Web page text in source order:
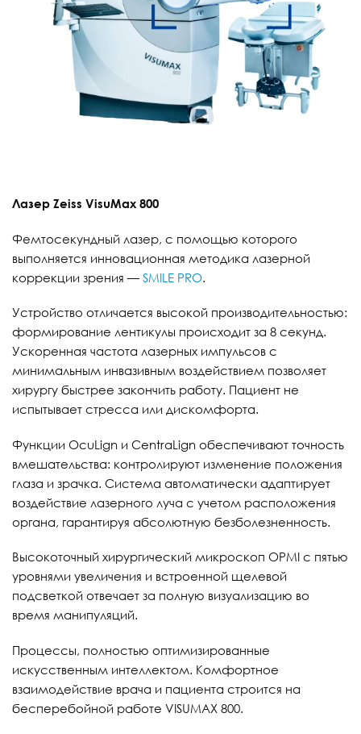
Лазер Zeiss VisuMax 800
Фемтосекундный лазер, с помощью которого
выполняется инновационная методика лазерной
коррекции зрения — SMILE PRO.
Устройство отличается высокой производительностью:
формирование лентикулы происходит за 8 секунд.
Ускоренная частота лазерных импульсов с
минимальным инвазивным воздействием позволяет
хирургу быстрее закончить работу. Пациент не
испытывает стресса или дискомфорта.
Функции OcuLign и CentraLign обеспечивают точность
вмешательства: контролируют изменение положения
глаза и зрачка. Система автоматически адаптирует
воздействие лазерного луча с учетом расположения
органа, гарантируя абсолютную безболезненность.
Высокоточный хирургический микроскоп OPMI с пятью
уровнями увеличения и встроенной щелевой
подсветкой отвечает за полную визуализацию во
время манипуляций.
Процессы, полностью оптимизированные
искусственным интеллектом. Комфортное
взаимодействие врача и пациента строится на
бесперебойной работе VISUMAX 800.